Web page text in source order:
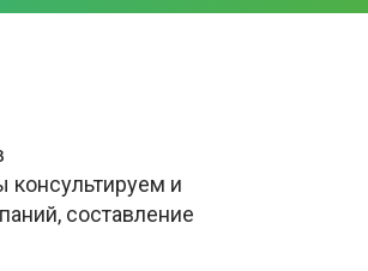
консультируем и
составление